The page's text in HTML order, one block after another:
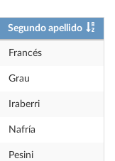
Segundo apellido
Francés
Grau
Iraberri
Nafría
Pesini